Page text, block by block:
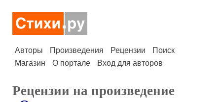
Авторы Произведения Рецензии
Поиск
Магазин
О портале Вход для авторов
Рецензии на произведение